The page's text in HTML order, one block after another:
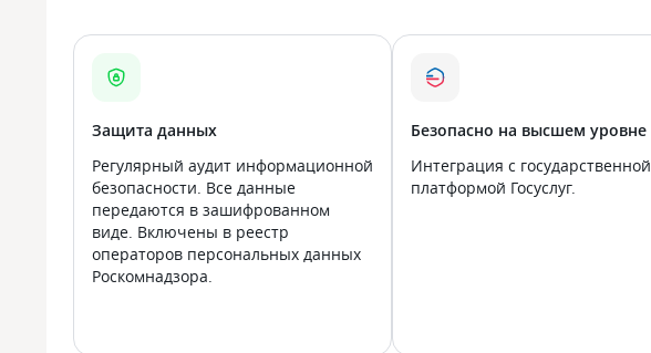
Защита данных
Регулярный аудит информационной
безопасности. Все данные
передаются в зашифрованном
виде. Включены в реестр
операторов персональных данных
Роскомнадзора.
Безопасно на высшем уровне
Интеграция с государственной
платформой Госуслуг.